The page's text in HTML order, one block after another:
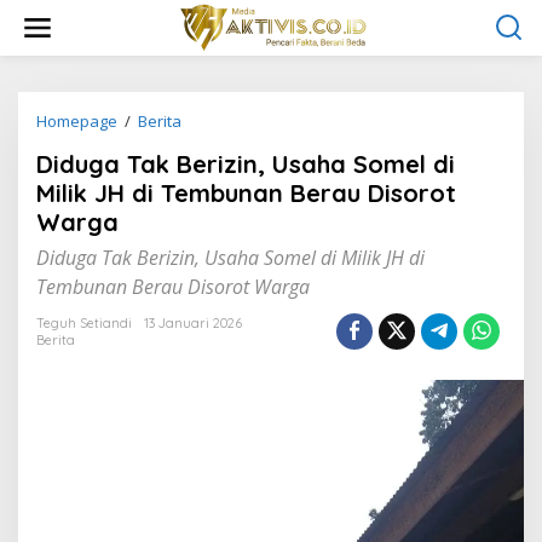
w
Homepage / Berita
d
u
g
T
k
B
Diduga Tak Berizin, Usaha Somel di
Milik JH di Tembunan Berau Disorot
Warga
Diduga Tak Berizin, Usaha Somel di Milik JH di
Tembunan Berau Disorot Warga
Teguh Setiandi
13 Januari 2026
Berita